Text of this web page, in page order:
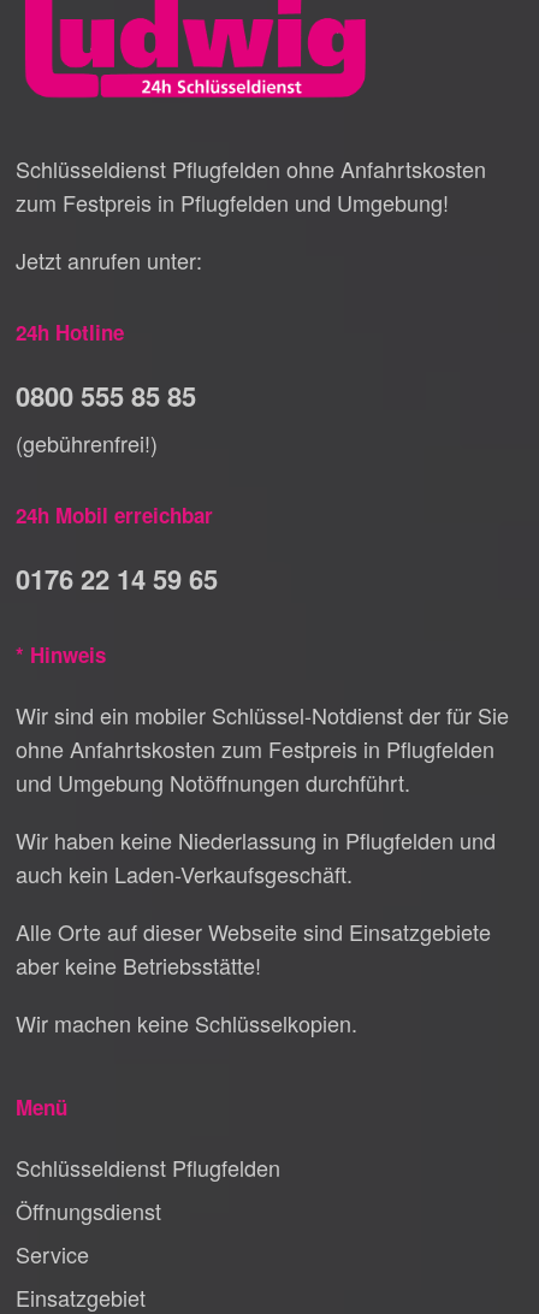
Schlüsseldienst Pflugfelden ohne Anfahrtskosten
zum Festpreis in Pflugfelden und Umgebung!
Jetzt anrufen unter:
24h Hotline
0800 555 85 85
(gebührenfrei!)
24h Mobil erreichbar
0176 22 14 59 65
* Hinweis
Wir sind ein mobiler Schlüssel-Notdienst der für Sie
ohne Anfahrtskosten zum Festpreis in Pflugfelden
und Umgebung Notöffnungen durchführt.
Wir haben keine Niederlassung in Pflugfelden und
auch kein Laden-Verkaufsgeschäft.
Alle Orte auf dieser Webseite sind Einsatzgebiete
aber keine Betriebsstätte!
Wir machen keine Schlüsselkopien.
Menü
Schlüsseldienst Pflugfelden
Öffnungsdienst
Service
Einsatzgebiet